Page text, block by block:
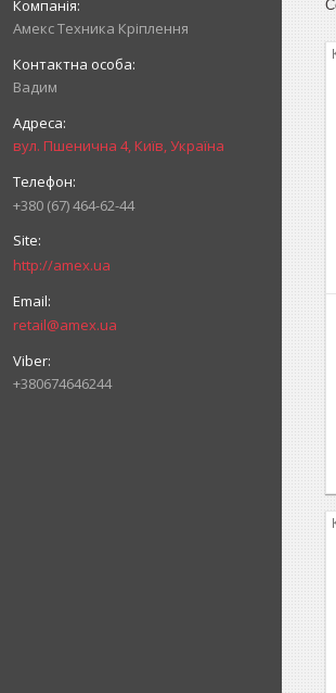
Амекс Техника Кріплення
Вадим
вул. Пшенична 4, Київ, Україна
+380 (67) 464-62-44
http://amex.ua
retail@amex.ua
+380674646244